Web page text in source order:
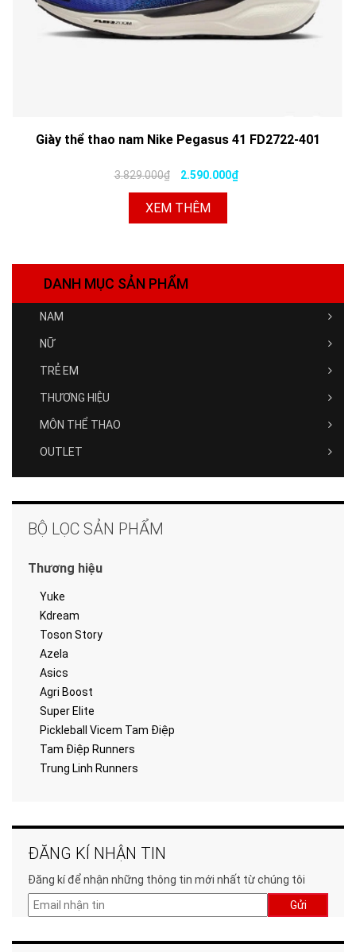
Giày thể thao nam Nike Pegasus 41 FD2722-401
3.829.000₫ 2.590.000₫
XEM THÊM
DANH MỤC SẢN PHẨM
NAM
NỮ
TRẺ EM
THƯƠNG HIỆU
MÔN THỂ THAO
OUTLET
BỘ LỌC SẢN PHẨM
Thương hiệu
Yuke
Kdream
Toson Story
Azela
Asics
Agri Boost
Super Elite
Pickleball Vicem Tam Điệp
Tam Điệp Runners
Trung Linh Runners
ĐĂNG KÍ NHẬN TIN
Đăng kí để nhận những thông tin mới nhất từ chúng tôi
Gửi